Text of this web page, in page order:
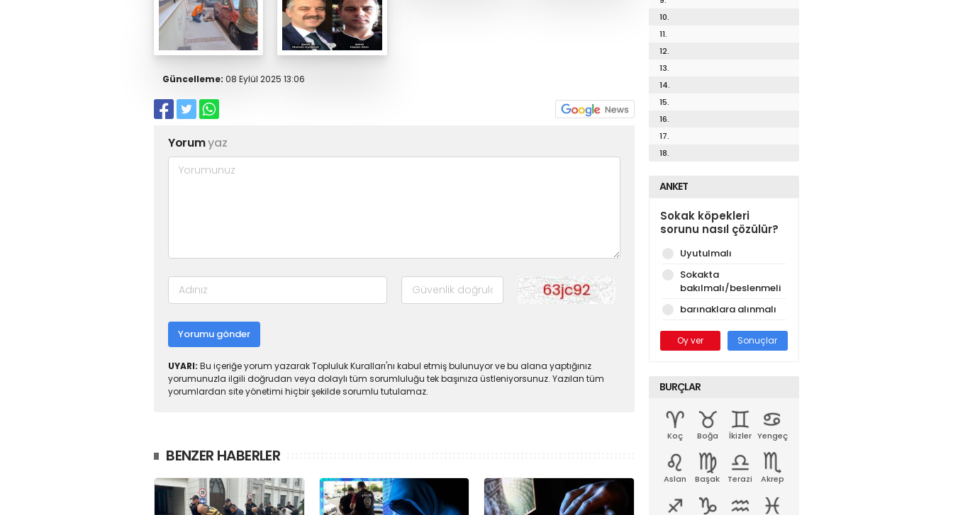
Güncelleme: 08 Eylül 2025 13:06
Yorumyaz
Yorumu gönder
UYARI: Bu içeriğe yorum yazarak Topluluk Kuralları'nı kabul etmiş bulunuyor ve bu alana yaptığınız
yorumunuzla ilgili doğrudan veya dolaylı tüm sorumluluğu tek başınıza üstleniyorsunuz. Yazılan tüm
yorumlardan site yönetimi hiçbir şekilde sorumlu tutulamaz.
BENZER HABERLER
10.
11.
12.
13.
14.
15.
16.
17.
18.
ANKET
Sokak köpekleri
sorunu nasıl çözülür?
Uyutulmalı
Sokakta
bakılmalı/beslenmeli
barınaklara alınmalı
Oy ver Sonuçlar
BURÇLAR
Koç Boğa İkizler Yengeç
Aslan Başak Terazi Akrep